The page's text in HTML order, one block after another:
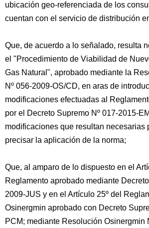
ubicación geo-referenciada de los
cuentan con el servicio de distribución
Que, de acuerdo a lo señalado, resulta
el "Procedimiento de Viabilidad de
Gas Natural", aprobado mediante la
Nº 056-2009-OS/CD, en aras de
modificaciones efectuadas al
por el Decreto Supremo Nº 017-2015-
modificaciones que resultan necesarias
precisar la aplicación de la norma;
Que, al amparo de lo dispuesto en el
Reglamento aprobado mediante
2009-JUS y en el Artículo 25º del
Osinergmin aprobado con Decreto
PCM; mediante Resolución Osinergmin